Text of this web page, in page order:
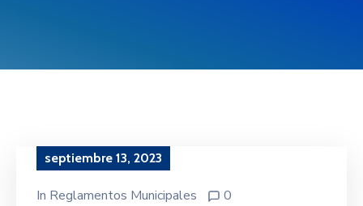
septiembre 13, 2023
In Reglamentos Municipales 0